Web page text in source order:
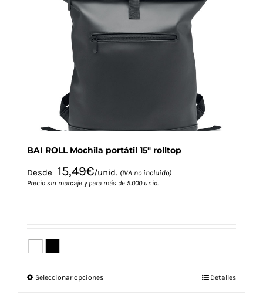
opciones
se
pueden
elegir
BAI ROLL Mochila portátil 15″ rolltop
Desde 15,49€/unid. (IVA no incluido)
Precio sin marcaje y para más de 5.000 unid.
Seleccionar opcionesEste
Detalles